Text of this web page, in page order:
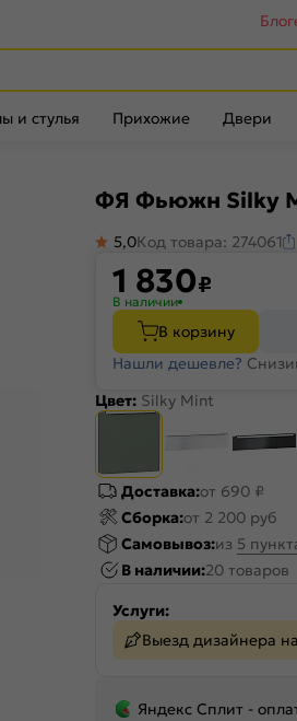
и стулья Прихожие Двери
ФЯ Фьюжн Silky
5,0Код товара: 274061
1 830₽
В наличии
В корзину
Нашли дешевле?
Цвет: Silky Mint
Доставка:от 690 ₽
Сборка:от 2 200 руб
Самовывоз:из 5
В наличии:20 товаров
Услуги:
Выезд дизайнера
Яндекс Сплит -